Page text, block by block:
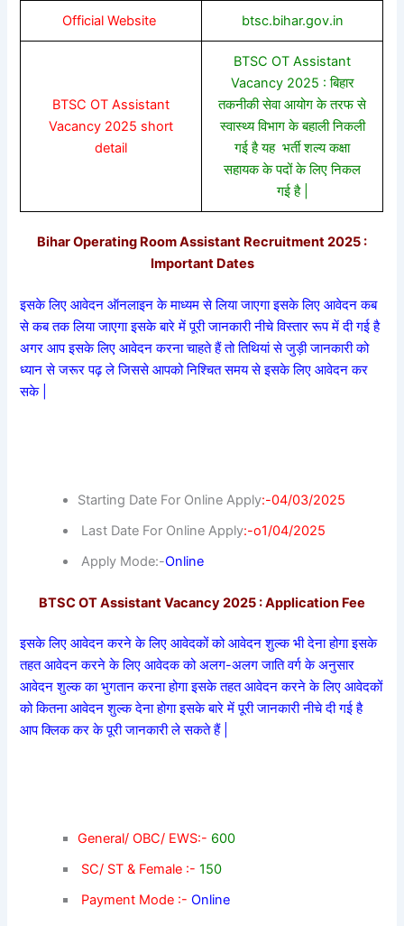
Official Website btsc.bihar.gov.in
BTSC OT Assistant
Vacancy 2025 short
detail
BTSC OT Assistant
Vacancy 2025 : बिहार
तकनीकी सेवा आयोग के तरफ से
स्वास्थ्य विभाग के बहाली निकली
गई है यहभर्तीशल्य कक्षा
सहायक के पदों के लिए निकल
गई है |
Bihar Operating Room Assistant Recruitment 2025 :
Important Dates
इसके लिए आवेदन ऑनलाइन के माध्यम से लिया जाएगा इसके लिए आवेदन कब
से कब तक लिया जाएगा इसके बारे में पूरी जानकारी नीचे विस्तार रूप में दी गई है
अगर आप इसके लिए आवेदन करना चाहते हैं तो तिथियां से जुड़ी जानकारी को
ध्यान से जरूर पढ़ ले जिससे आपको निश्चित समय से इसके लिए आवेदन कर
सके |
Starting Date For Online Apply:-04/03/2025
Last Date For Online Apply:-o1/04/2025
Apply Mode:-Online
BTSC OT Assistant Vacancy 2025 : Application Fee
इसके लिए आवेदन करने के लिए आवेदकों को आवेदन शुल्क भी देना होगा इसके
तहत आवेदन करने के लिए आवेदक को अलग-अलग जाति वर्ग के अनुसार
आवेदन शुल्क का भुगतान करना होगा इसके तहत आवेदन करने के लिए आवेदकों
को कितना आवेदन शुल्क देना होगा इसके बारे में पूरी जानकारी नीचे दी गई है
आप क्लिक कर के पूरी जानकारी ले सकते हैं |
General/ OBC/ EWS:- 600
SC/ ST & Female :- 150
Payment Mode :-Online